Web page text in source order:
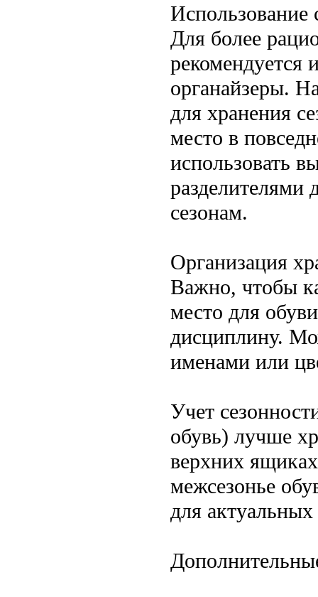
Использование
Для более
рекомендуется
органайзеры.
для хранения
место в
использовать
разделителями
сезонам.
Организация
Важно, чтобы
место для
дисциплину.
именами или
Учет
обувь) лучше
верхних
межсезонье
для